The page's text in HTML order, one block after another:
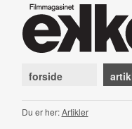
forside
Du er her:Artikler